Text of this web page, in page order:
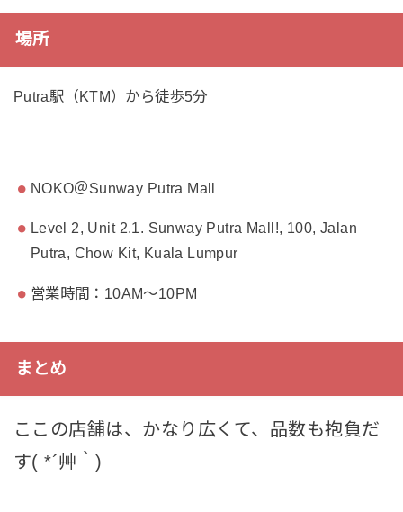
場所
Putra駅（KTM）から徒歩5分
NOKO＠Sunway Putra Mall
Level 2, Unit 2.1. Sunway Putra Mall!, 100, Jalan
Putra, Chow Kit, Kuala Lumpur
営業時間：10AM～10PM
まとめ
ここの店舗は、かなり広くて、品数も抱負だ
す( *´艸｀)